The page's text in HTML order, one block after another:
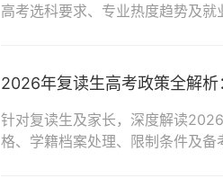
高考选科要求、专业热度趋势及
针对复读生及家长，深度解读
格、学籍档案处理、限制条件及备